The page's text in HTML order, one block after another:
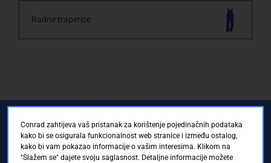
Radne traperice
Conrad newsletter
Registrirajte se sada i uvijek prvi primajte
ekskluzivne promocije, najnovije vijesti i
ponude.
Conrad zahtijeva vaš pristanak za korištenje pojedinačnih podataka
kako bi se osigurala funkcionalnost web stranice i između ostalog,
kako bi vam pokazao informacije o vašim interesima. Klikom na
"Slažem se" dajete svoju saglasnost. Detaljne informacije možete